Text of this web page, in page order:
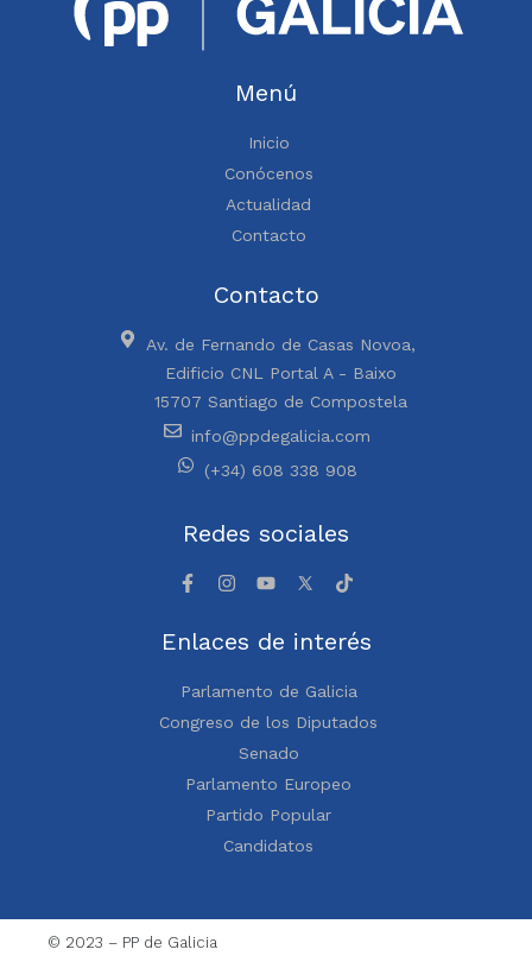
Menú
Inicio
Conócenos
Actualidad
Contacto
Contacto
Av. de Fernando de Casas Novoa,
Edificio CNL Portal A - Baixo
15707 Santiago de Compostela
info@ppdegalicia.com
(+34) 608 338 908
Redes sociales
Enlaces de interés
Parlamento de Galicia
Congreso de los Diputados
Senado
Parlamento Europeo
Partido Popular
Candidatos
© 2023 – PP de Galicia